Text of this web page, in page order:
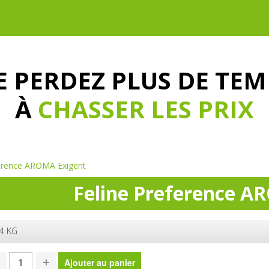
PERDEZ PLUS DE
À CHASSER LES PRIX
AROMA Exigent
Feline Preference
KG